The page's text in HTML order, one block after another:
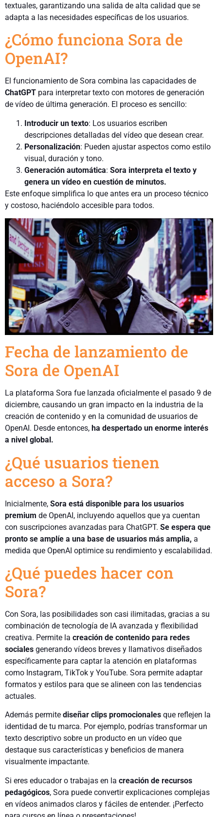
textuales, garantizando una salida de alta calidad que se
adapta a las necesidades específicas de los usuarios.
¿Cómo funciona Sora de
OpenAI?
El funcionamiento de Sora combina las capacidades de
ChatGPT para interpretar texto con motores de generación
de vídeo de última generación. El proceso es sencillo:
Introducir un texto: Los usuarios escriben
descripciones detalladas del vídeo que desean crear.
Personalización: Pueden ajustar aspectos como estilo
visual, duración y tono.
Generación automática: Sora interpreta el texto y
genera un vídeo en cuestión de minutos.
Este enfoque simplifica lo que antes era un proceso técnico
y costoso, haciéndolo accesible para todos.
Fecha de lanzamiento de
Sora de OpenAI
La plataforma Sora fue lanzada oficialmente el pasado 9 de
diciembre, causando un gran impacto en la industria de la
creación de contenido y en la comunidad de usuarios de
OpenAI. Desde entonces, ha despertado un enorme interés
a nivel global.
¿Qué usuarios tienen
acceso a Sora?
Inicialmente, Sora está disponible para los usuarios
premium de OpenAI, incluyendo aquellos que ya cuentan
con suscripciones avanzadas para ChatGPT. Se espera que
pronto se amplíe a una base de usuarios más amplia, a
medida que OpenAI optimice su rendimiento y escalabilidad.
¿Qué puedes hacer con
Sora?
Con Sora, las posibilidades son casi ilimitadas, gracias a su
combinación de tecnología de IA avanzada y flexibilidad
creativa. Permite la creación de contenido para redes
sociales generando vídeos breves y llamativos diseñados
específicamente para captar la atención en plataformas
como Instagram, TikTok y YouTube. Sora permite adaptar
formatos y estilos para que se alineen con las tendencias
actuales.
Además permite diseñar clips promocionales que reflejen la
identidad de tu marca. Por ejemplo, podrías transformar un
texto descriptivo sobre un producto en un vídeo que
destaque sus características y beneficios de manera
visualmente impactante.
Si eres educador o trabajas en la creación de recursos
pedagógicos, Sora puede convertir explicaciones complejas
en vídeos animados claros y fáciles de entender. ¡Perfecto